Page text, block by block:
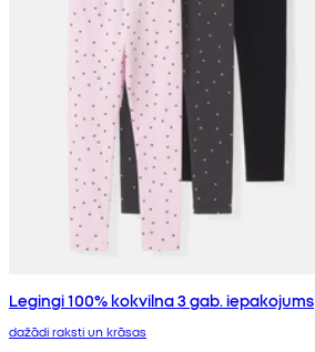
Legingi 100% kokvilna 3 gab. iepakojums
dažādi raksti un krāsas